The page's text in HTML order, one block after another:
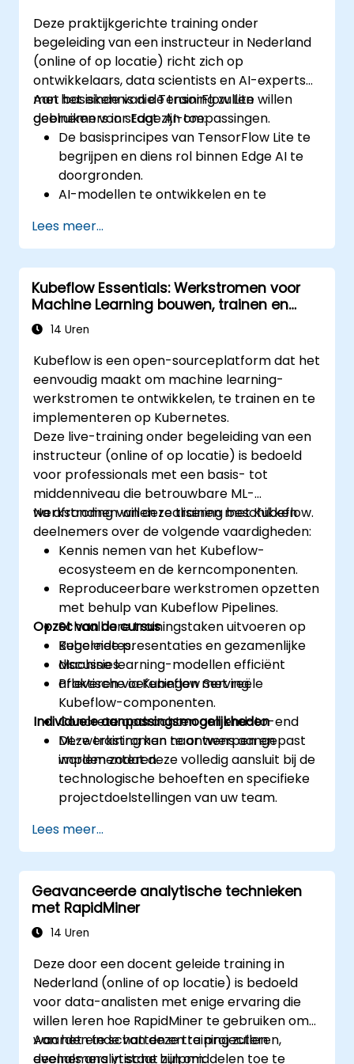
Deze praktijkgerichte training onder
begeleiding van een instructeur in Nederland
(online of op locatie) richt zich op
ontwikkelaars, data scientists en AI-experts
met basiskennis die TensorFlow Lite willen
gebruiken voor Edge AI-toepassingen.
Aan het einde van de training zullen
deelnemers in staat zijn om:
De basisprincipes van TensorFlow Lite te
begrijpen en diens rol binnen Edge AI te
doorgronden.
AI-modellen te ontwikkelen en te
Deze modellen op diverse edge-
apparaten uit te rollen.
Juiste hulpmiddelen en technieken toe te
passen bij modelconversie en -
optimalisatie.
Praktische Edge AI-oplossingen te
Lite.
Lees meer...
Kubeflow Essentials: Werkstromen voor
Machine Learning bouwen, trainen en
implementeren met Kubernetes
14 Uren
Kubeflow is een open-sourceplatform dat het
eenvoudig maakt om machine learning-
werkstromen te ontwikkelen, te trainen en te
implementeren op Kubernetes.
Deze live-training onder begeleiding van een
instructeur (online of op locatie) is bedoeld
voor professionals met een basis- tot
middenniveau die betrouwbare ML-
werkstromen willen realiseren met Kubeflow.
Na afronding van deze training beschikken
deelnemers over de volgende vaardigheden:
Kennis nemen van het Kubeflow-
ecosysteem en de kerncomponenten.
Reproduceerbare werkstromen opzetten
met behulp van Kubeflow Pipelines.
Schaalbare trainingstaken uitvoeren op
Kubernetes.
Machine learning-modellen efficiënt
afleveren via Kubeflow Serving.
Opzet van de cursus
Begeleide presentaties en gezamenlijke
discussies.
Praktische oefeningen met reële
Kubeflow-componenten.
Concrete opdrachten om end-to-end
ML-werkstromen te ontwerpen en
implementeren.
Individuele aanpassingsmogelijkheden
Deze training kan naar wens aangepast
worden zodat deze volledig aansluit bij de
technologische behoeften en specifieke
projectdoelstellingen van uw team.
Lees meer...
Geavanceerde analytische technieken
met RapidMiner
14 Uren
Deze door een docent geleide training in
Nederland (online of op locatie) is bedoeld
voor data-analisten met enige ervaring die
willen leren hoe RapidMiner te gebruiken om
waarden te schatten en te projecteren,
evenals analytische hulpmiddelen toe te
Aan het einde van deze training zullen
deelnemers in staat zijn om: